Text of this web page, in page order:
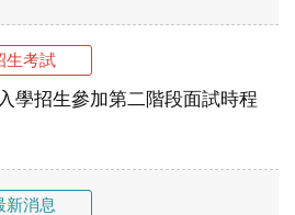
生考試
學招生參加第二階段面試時程
新消息